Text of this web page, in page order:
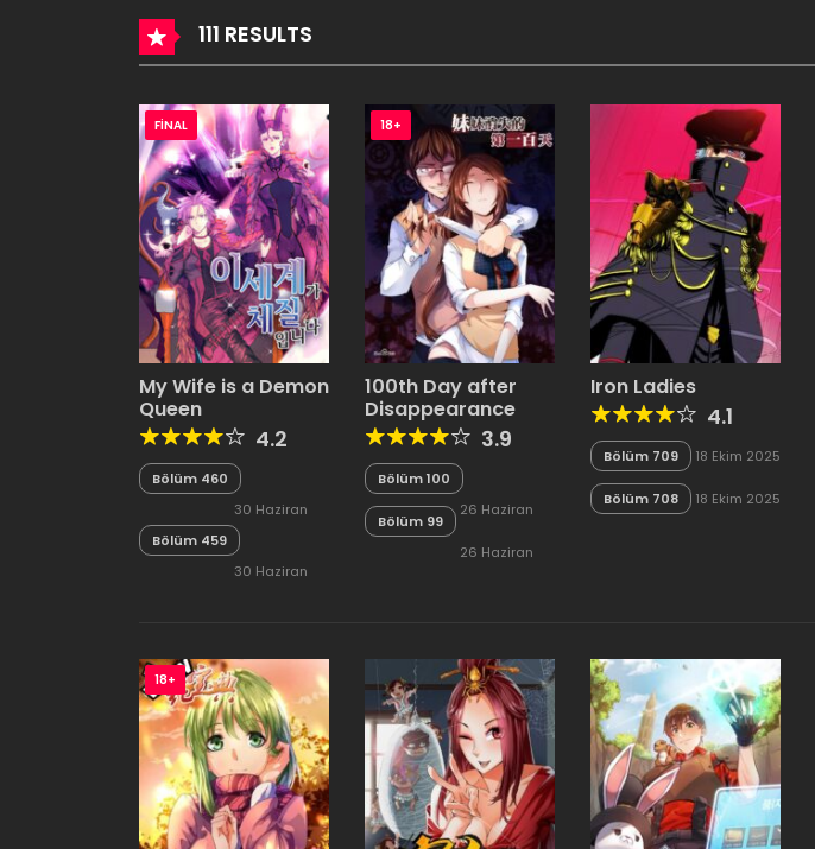
111 RESULTS
FINAL
My Wife is a Demon
Queen
4.2
Bölüm 460
30 Haziran
2026
Bölüm 459
30 Haziran
18+
100th Day after
Disappearance
3.9
Bölüm 100
26 Haziran
Bölüm 99
26 Haziran
Iron Ladies
4.1
Bölüm 709 18 Ekim 2025
Bölüm 708 18 Ekim 2025
18+